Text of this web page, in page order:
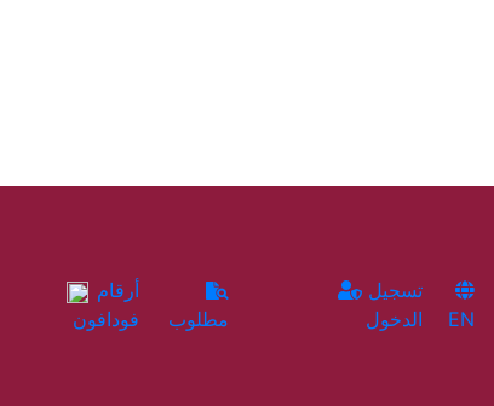
فودافون
مطلوب
الدخول
EN